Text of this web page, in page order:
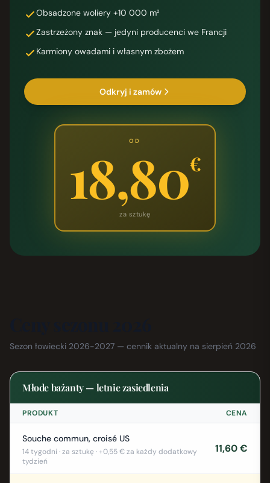
Obsadzone woliery +10 000 m²
Zastrzeżony znak — jedyni producenci we Francji
Karmiony owadami i własnym zbożem
Odkryj i zamów
OD
18,80€
za sztukę
Sezon łowiecki 2026-2027 — cennik aktualny na sierpień 2026
Młode bażanty — letnie zasiedlenia
PRODUKT CENA
Souche commun, croisé US
14 tygodni · za sztukę · +0,55 € za każdy dodatkowy
tydzień
11,60 €